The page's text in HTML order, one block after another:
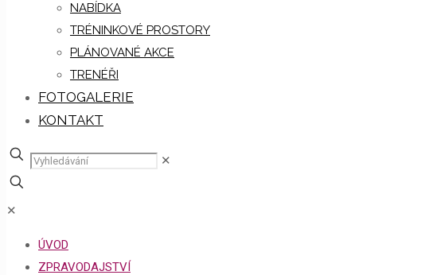
NABÍDKA
TRÉNINKOVÉ PROSTORY
PLÁNOVANÉ AKCE
TRENÉŘI
FOTOGALERIE
KONTAKT
✕
✕
ÚVOD
ZPRAVODAJSTVÍ